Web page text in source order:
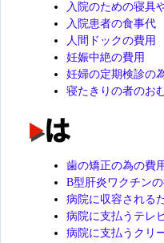
入院のための寝具
入院患者の食事代
人間ドックの費用
妊娠中絶の費用
妊婦の定期検診の
寝たきりの者のお
歯の矯正の為の費
B型肝炎ワクチン
病院に収容される
病院に支払うテレ
病院に支払うクリ